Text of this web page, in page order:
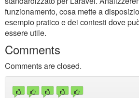
funzionamento, cosa mette a
esempio pratico e dei contesti dove
essere utile.
Comments
Comments are closed.